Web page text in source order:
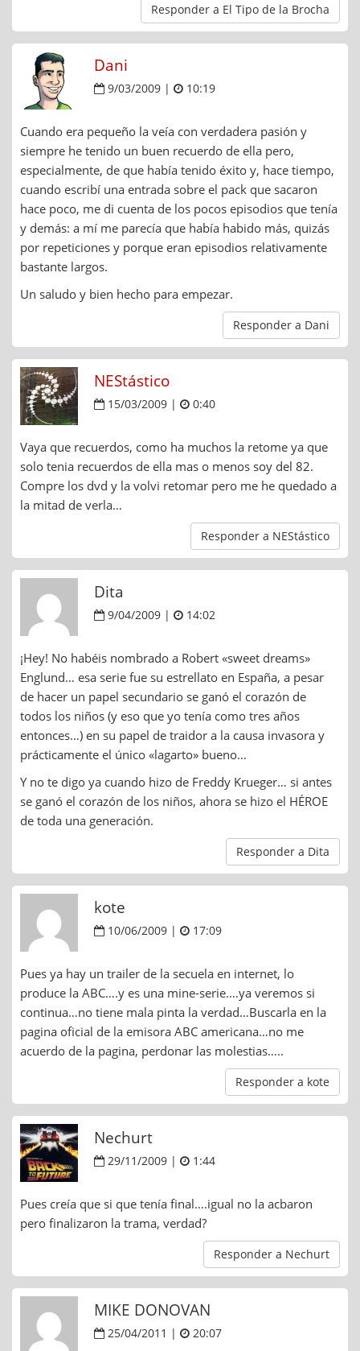
Responder a El Tipo de la Brocha
Dani
9/03/2009 | 10:19
Cuando era pequeño la veía con verdadera pasión y
siempre he tenido un buen recuerdo de ella pero,
especialmente, de que había tenido éxito y, hace tiempo,
cuando escribí una entrada sobre el pack que sacaron
hace poco, me di cuenta de los pocos episodios que tenía
y demás: a mí me parecía que había habido más, quizás
por repeticiones y porque eran episodios relativamente
bastante largos.
Un saludo y bien hecho para empezar.
Responder a Dani
NEStástico
15/03/2009 | 0:40
Vaya que recuerdos, como ha muchos la retome ya que
solo tenia recuerdos de ella mas o menos soy del 82.
Compre los dvd y la volvi retomar pero me he quedado a
la mitad de verla…
Responder a NEStástico
Dita
9/04/2009 | 14:02
¡Hey! No habéis nombrado a Robert «sweet dreams»
Englund… esa serie fue su estrellato en España, a pesar
de hacer un papel secundario se ganó el corazón de
todos los niños (y eso que yo tenía como tres años
entonces…) en su papel de traidor a la causa invasora y
prácticamente el único «lagarto» bueno…
Y no te digo ya cuando hizo de Freddy Krueger… si antes
se ganó el corazón de los niños, ahora se hizo el HÉROE
de toda una generación.
Responder a Dita
kote
10/06/2009 | 17:09
Pues ya hay un trailer de la secuela en internet, lo
produce la ABC….y es una mine-serie….ya veremos si
continua…no tiene mala pinta la verdad…Buscarla en la
pagina oficial de la emisora ABC americana…no me
acuerdo de la pagina, perdonar las molestias…..
Responder a kote
Nechurt
29/11/2009 | 1:44
Pues creía que si que tenía final….igual no la acbaron
pero finalizaron la trama, verdad?
Responder a Nechurt
MIKE DONOVAN
25/04/2011 | 20:07